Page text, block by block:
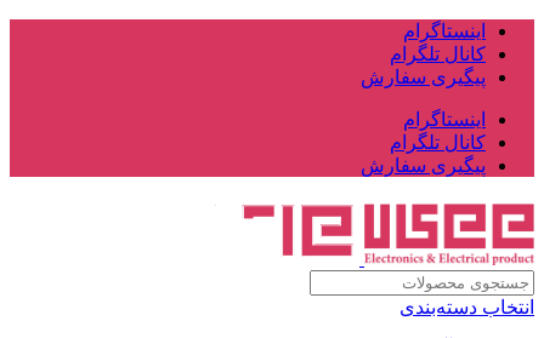
اینستاگرام
کانال تلگرام
پیگیری سفارش
اینستاگرام
کانال تلگرام
پیگیری سفارش
انتخاب دسته‌بندی